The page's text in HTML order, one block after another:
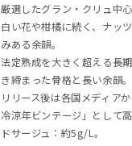
厳選したグラン・クリュ中心
白い花や柑橘に続く、ナッ
みある余韻。
法定熟成を大きく超える長
き締まった骨格と長い余韻。
リリース後は各国メディア
冷涼年ビンテージ」として高
ドサージュ：約5g/L。